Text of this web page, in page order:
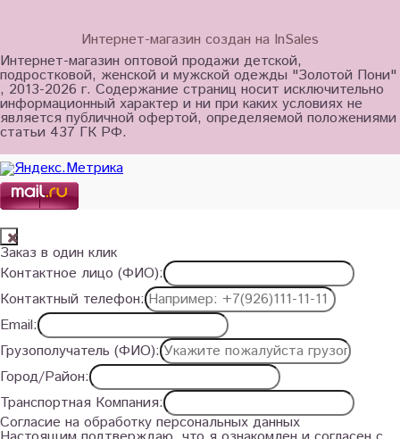
Интернет-магазин создан на InSales
Интернет-магазин оптовой продажи детской,
подростковой, женской и мужской одежды "Золотой Пони"
, 2013-2026 г. Содержание страниц носит исключительно
информационный характер и ни при каких условиях не
является публичной офертой, определяемой положениями
статьи 437 ГК РФ.
Заказ в один клик
Контактное лицо (ФИО):
Контактный телефон:
Email:
Грузополучатель (ФИО):
Город/Район:
Транспортная Компания:
Согласие на обработку персональных данных